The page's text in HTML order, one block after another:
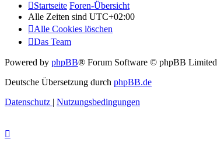
Startseite Foren-Übersicht
Alle Zeiten sind UTC+02:00
Alle Cookies löschen
Das Team
Powered by phpBB® Forum Software © phpBB Limited
Deutsche Übersetzung durch phpBB.de
Datenschutz | Nutzungsbedingungen